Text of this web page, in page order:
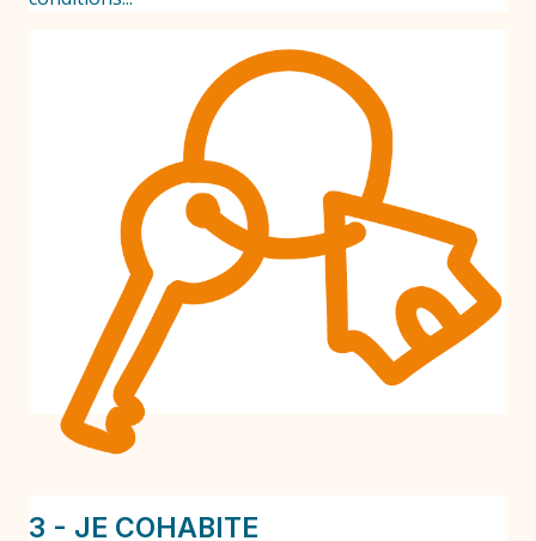
3 - JE COHABITE